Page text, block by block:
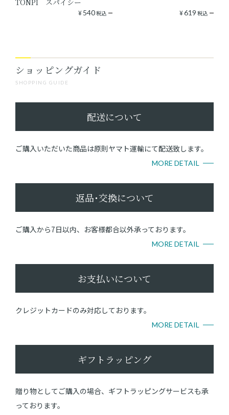
TONPI スパイシー
¥540税込 ¥619 税込
SHOPPING GUIDE
ショッピングガイド
配送について
ご購入いただいた商品は原則ヤマト運輸にて配送致します。
MORE DETAIL
返品･交換について
ご購入から7日以内、お客様都合以外承っております。
MORE DETAIL
お支払いについて
クレジットカードのみ対応しております。
MORE DETAIL
ギフトラッピング
贈り物としてご購入の場合、ギフトラッピングサービスも承
っております。